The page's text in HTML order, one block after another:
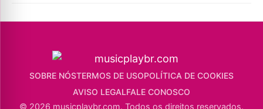
SOBRE NÓSTERMOS DE USOPOLÍTICA DE COOKIES
AVISO LEGALFALE CONOSCO
© 2026 musicplaybr.com. Todos os direitos reservados.